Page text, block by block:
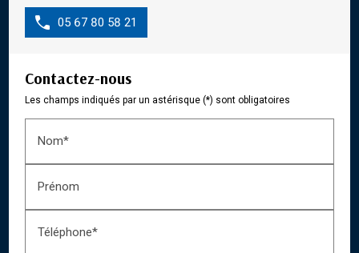
05 67 80 58 21
Contactez-nous
Les champs indiqués par un astérisque (*) sont obligatoires
Nom*
Prénom
Téléphone*